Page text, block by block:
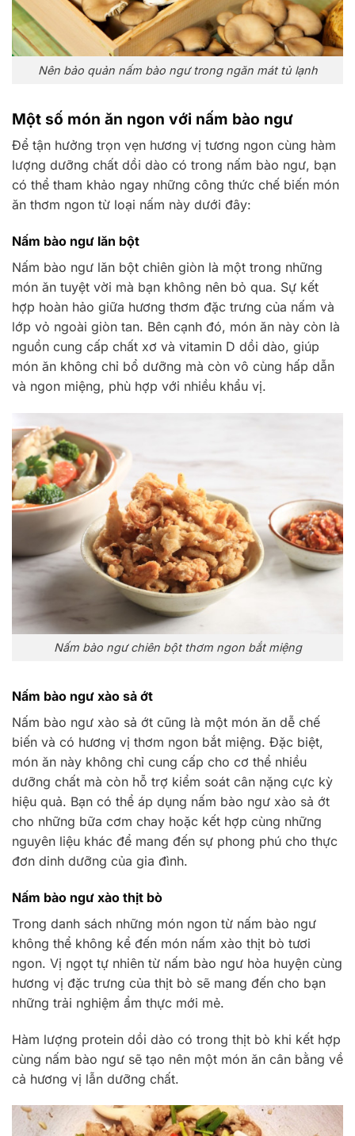
Nên bảo quản nấm bào ngư trong ngăn mát tủ lạnh
Một số món ăn ngon với nấm bào ngư
Để tận hưởng trọn vẹn hương vị tương ngon cùng hàm
lượng dưỡng chất dồi dào có trong nấm bào ngư, bạn
có thể tham khảo ngay những công thức chế biến món
ăn thơm ngon từ loại nấm này dưới đây:
Nấm bào ngư lăn bột
Nấm bào ngư lăn bột chiên giòn là một trong những
món ăn tuyệt vời mà bạn không nên bỏ qua. Sự kết
hợp hoàn hảo giữa hương thơm đặc trưng của nấm và
lớp vỏ ngoài giòn tan. Bên cạnh đó, món ăn này còn là
nguồn cung cấp chất xơ và vitamin D dồi dào, giúp
món ăn không chỉ bổ dưỡng mà còn vô cùng hấp dẫn
và ngon miệng, phù hợp với nhiều khẩu vị.
Nấm bào ngư chiên bột thơm ngon bắt miệng
Nấm bào ngư xào sả ớt
Nấm bào ngư xào sả ớt cũng là một món ăn dễ chế
biến và có hương vị thơm ngon bắt miệng. Đặc biệt,
món ăn này không chỉ cung cấp cho cơ thể nhiều
dưỡng chất mà còn hỗ trợ kiểm soát cân nặng cực kỳ
hiệu quả. Bạn có thể áp dụng nấm bào ngư xào sả ớt
cho những bữa cơm chay hoặc kết hợp cùng những
nguyên liệu khác để mang đến sự phong phú cho thực
đơn dinh dưỡng của gia đình.
Nấm bào ngư xào thịt bò
Trong danh sách những món ngon từ nấm bào ngư
không thể không kể đến món nấm xào thịt bò tươi
ngon. Vị ngọt tự nhiên từ nấm bào ngư hòa huyện cùng
hương vị đặc trưng của thịt bò sẽ mang đến cho bạn
những trải nghiệm ẩm thực mới mẻ.
Hàm lượng protein dồi dào có trong thịt bò khi kết hợp
cùng nấm bào ngư sẽ tạo nên một món ăn cân bằng về
cả hương vị lẫn dưỡng chất.